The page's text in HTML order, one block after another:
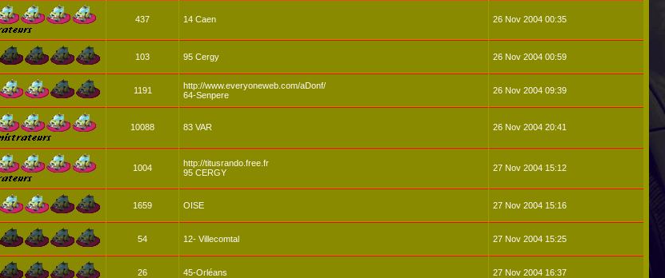
437
14 Caen 26 Nov 2004 00:35
103 95 Cergy 26 Nov 2004 00:59
1191
http://www.everyoneweb.com/aDonf/
64-Senpere
26 Nov 2004 09:39
10088
83 VAR 26 Nov 2004 20:41
1004
http://titusrando.free.fr
95 CERGY
27 Nov 2004 15:12
1659 OISE 27 Nov 2004 15:16
54 12- Villecomtal 27 Nov 2004 15:25
26 45-Orléans 27 Nov 2004 16:37